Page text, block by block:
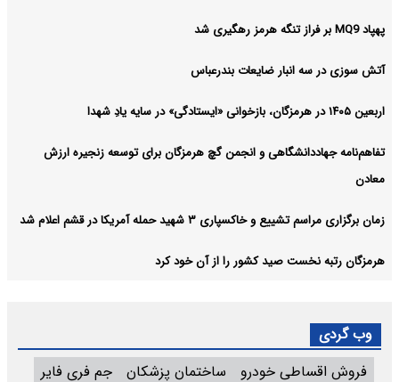
پهپاد MQ9 بر فراز تنگه هرمز رهگیری شد
آتش سوزی در سه انبار ضایعات بندرعباس
اربعین ۱۴۰۵ در هرمزگان، بازخوانی «ایستادگی» در سایه یادِ شهدا
تفاهم‌نامه جهاددانشگاهی و انجمن گچ هرمزگان برای توسعه زنجیره ارزش
معادن
زمان برگزاری مراسم تشییع و خاکسپاری ۳ شهید حمله آمریکا در قشم اعلام شد
هرمزگان رتبه نخست صید کشور را از آن خود کرد
وب گردی
فروش اقساطی خودرو
ساختمان پزشکان جم فری فایر